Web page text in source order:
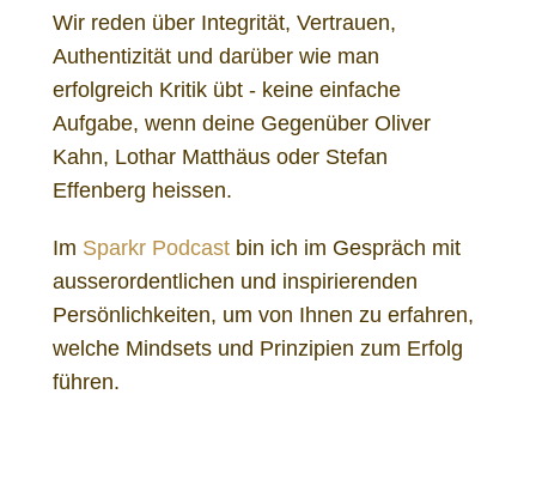
Wir reden über Integrität, Vertrauen,
Authentizität und darüber wie man
erfolgreich Kritik übt - keine einfache
Aufgabe, wenn deine Gegenüber Oliver
Kahn, Lothar Matthäus oder Stefan
Effenberg heissen.
Im Sparkr Podcast bin ich im Gespräch mit
ausserordentlichen und inspirierenden
Persönlichkeiten, um von Ihnen zu erfahren,
welche Mindsets und Prinzipien zum Erfolg
führen.